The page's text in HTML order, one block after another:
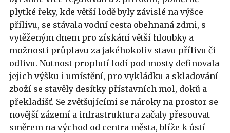
plytké řeky, kde větší lodě byly závislé na výšce
přílivu, se stávala vodní cesta obehnaná zdmi, s
vytěženým dnem pro získání větší hloubky a
možnosti průplavu za jakéhokoliv stavu přílivu či
odlivu. Nutnost proplutí lodí pod mosty definovala
jejich výšku i umístění, pro vykládku a skladování
zboží se stavěly desítky přístavních mol, doků a
překladišť. Se zvětšujícími se nároky na prostor se
novější zázemí a infrastruktura začaly přesouvat
směrem na východ od centra města, blíže k ústí